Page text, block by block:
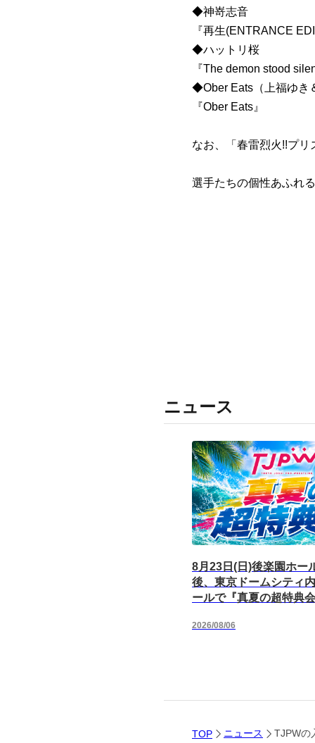
◆神嵜志音
『再生(ENTRANCE
◆ハットリ桜
『The demon stood
◆Ober Eats（上福ゆき
『Ober Eats』
なお、「春雷烈火!!プ
選手たちの個性あふれ
ニュース
8月23日(日)後楽園ホー
後、東京ドームシティ
ールで『真夏の超特
2026/08/06
TOP ニュース TJPWの